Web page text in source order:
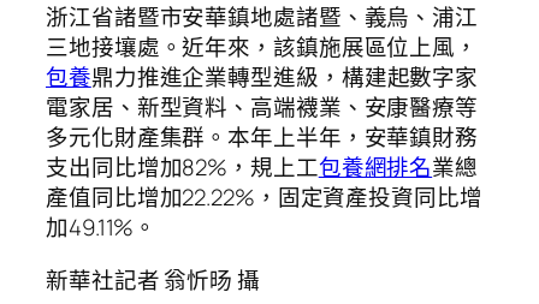
浙江省諸暨市安華鎮地處諸暨、義烏、浦江
三地接壤處。近年來，該鎮施展區位上風，
包養鼎力推進企業轉型進級，構建起數字家
電家居、新型資料、高端襪業、安康醫療等
多元化財產集群。本年上半年，安華鎮財務
支出同比增加82%，規上工包養網排名業總
產值同比增加22.22%，固定資產投資同比增
加49.11%。
新華社記者 翁忻旸 攝